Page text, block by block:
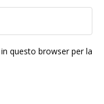
questo browser per la